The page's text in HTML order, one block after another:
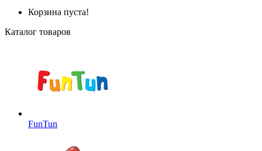
Корзина пуста!
Каталог товаров
FunTun